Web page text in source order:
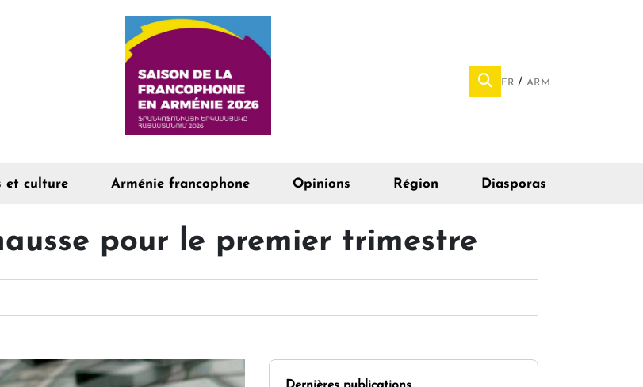
FR ARM
et culture Arménie francophone Opinions Région Diasporas
pour le premier trimestre